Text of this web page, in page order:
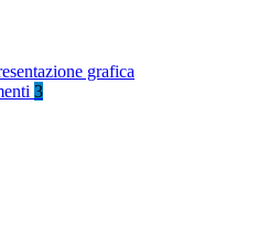
grafica
3